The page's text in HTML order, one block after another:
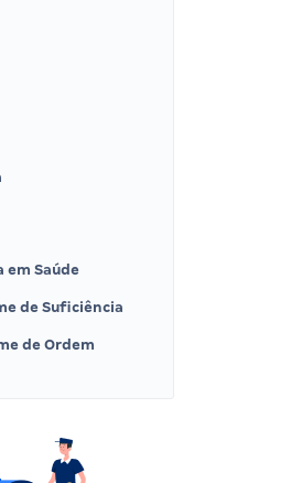
em Saúde
de Suficiência
de Ordem